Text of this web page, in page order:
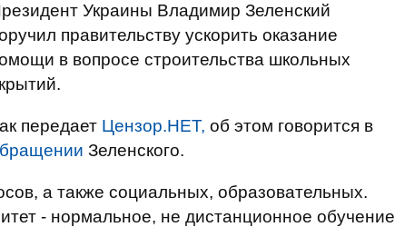
Украины Владимир Зеленский
правительству ускорить оказание
в вопросе строительства школьных
передает Цензор.НЕТ, об этом говорится в
Зеленского.
а также социальных, образовательных.
- нормальное, не дистанционное обучение